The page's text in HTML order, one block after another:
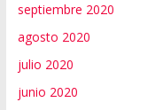
septiembre 2020
agosto 2020
julio 2020
junio 2020